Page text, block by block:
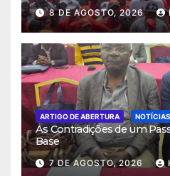
8 DE AGOSTO, 2026
ARTIGO DE ABERTURA NOTÍCIAS
As Contradições de um
Base
7 DE AGOSTO, 2026